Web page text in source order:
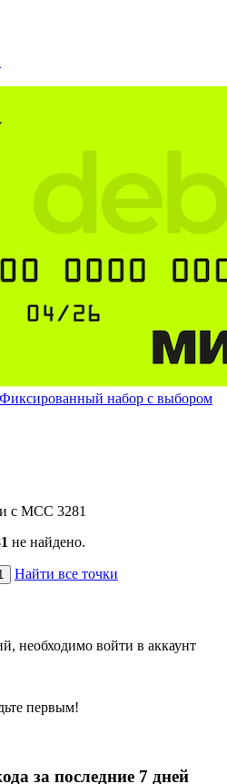
Фиксированный набор с выбором
с MCC 3281
не найдено.
Найти все точки
необходимо войти в аккаунт
первым!
за последние 7 дней